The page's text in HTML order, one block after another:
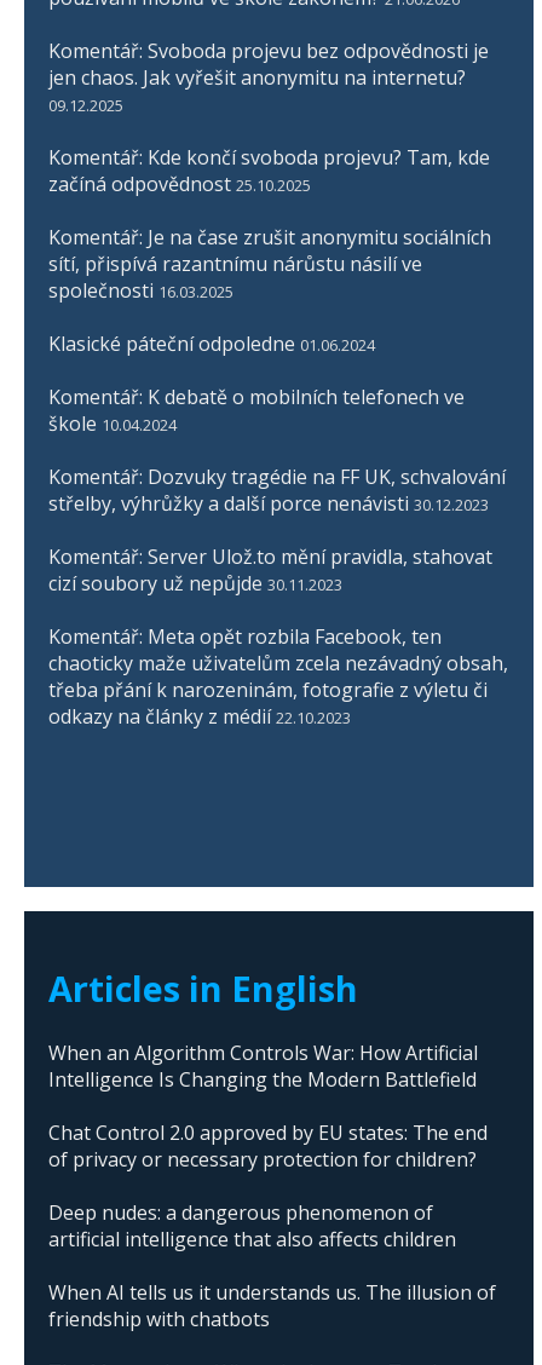
Komentář: Svoboda projevu bez odpovědnosti je
jen chaos. Jak vyřešit anonymitu na internetu?
09.12.2025
Komentář: Kde končí svoboda projevu? Tam, kde
začíná odpovědnost 25.10.2025
Komentář: Je na čase zrušit anonymitu sociálních
sítí, přispívá razantnímu nárůstu násilí ve
společnosti 16.03.2025
Klasické páteční odpoledne 01.06.2024
Komentář: K debatě o mobilních telefonech ve
škole 10.04.2024
Komentář: Dozvuky tragédie na FF UK, schvalování
střelby, výhrůžky a další porce nenávisti 30.12.2023
Komentář: Server Ulož.to mění pravidla, stahovat
cizí soubory už nepůjde 30.11.2023
Komentář: Meta opět rozbila Facebook, ten
chaoticky maže uživatelům zcela nezávadný obsah,
třeba přání k narozeninám, fotografie z výletu či
odkazy na články z médií 22.10.2023
Articles in English
When an Algorithm Controls War: How Artificial
Intelligence Is Changing the Modern Battlefield
Chat Control 2.0 approved by EU states: The end
of privacy or necessary protection for children?
Deep nudes: a dangerous phenomenon of
artificial intelligence that also affects children
When AI tells us it understands us. The illusion of
friendship with chatbots